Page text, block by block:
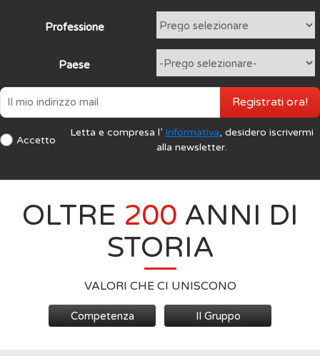
Professione
Paese
Accetto
Letta e compresa l’ Informativa, desidero iscrivermi
alla newsletter.
Registrati ora!
OLTRE 200 ANNI DI
STORIA
VALORI CHE CI UNISCONO
Competenza Il Gruppo